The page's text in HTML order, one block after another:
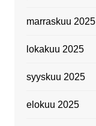
marraskuu 2025
lokakuu 2025
syyskuu 2025
elokuu 2025